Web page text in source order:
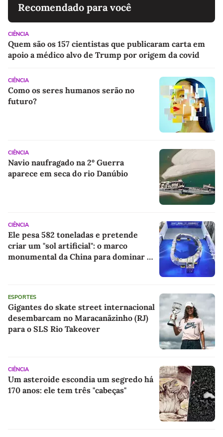
Recomendado para você
CIÊNCIA
Quem são os 157 cientistas que publicaram carta em
apoio a médico alvo de Trump por origem da covid
CIÊNCIA
Como os seres humanos serão no
futuro?
CIÊNCIA
Navio naufragado na 2º Guerra
aparece em seca do rio Danúbio
CIÊNCIA
Ele pesa 582 toneladas e pretende
criar um "sol artificial": o marco
monumental da China para dominar a
ESPORTES
Gigantes do skate street internacional
desembarcam no Maracanãzinho (RJ)
para o SLS Rio Takeover
CIÊNCIA
Um asteroide escondia um segredo há
170 anos: ele tem três "cabeças"